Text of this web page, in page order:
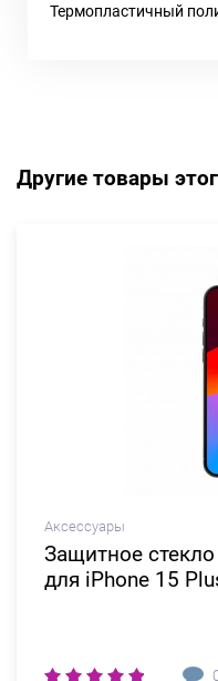
Термопластичный
Другие товары
Аксессуары
Защитное
для iPhone 15